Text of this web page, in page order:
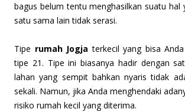
bagus belum tentu menghasilkan suatu hal
satu sama lain tidak serasi.
Tipe rumah Jogja terkecil yang bisa
tipe 21. Tipe ini biasanya hadir dengan
lahan yang sempit bahkan nyaris tidak
sekali. Namun, jika Anda menghendaki
risiko rumah kecil yang diterima.